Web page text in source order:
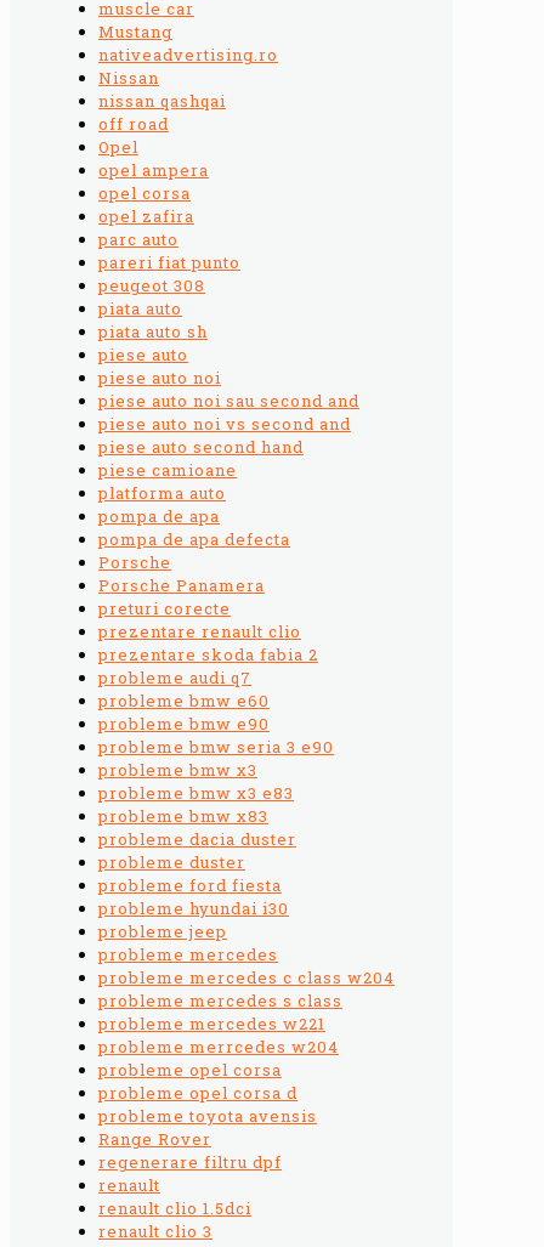
muscle car
Mustang
nativeadvertising.ro
Nissan
nissan qashqai
off road
Opel
opel ampera
opel corsa
opel zafira
parc auto
pareri fiat punto
peugeot 308
piata auto
piata auto sh
piese auto
piese auto noi
piese auto noi sau second and
piese auto noi vs second and
piese auto second hand
piese camioane
platforma auto
pompa de apa
pompa de apa defecta
Porsche
Porsche Panamera
preturi corecte
prezentare renault clio
prezentare skoda fabia 2
probleme audi q7
probleme bmw e60
probleme bmw e90
probleme bmw seria 3 e90
probleme bmw x3
probleme bmw x3 e83
probleme bmw x83
probleme dacia duster
probleme duster
probleme ford fiesta
probleme hyundai i30
probleme jeep
probleme mercedes
probleme mercedes c class w204
probleme mercedes s class
probleme mercedes w221
probleme merrcedes w204
probleme opel corsa
probleme opel corsa d
probleme toyota avensis
Range Rover
regenerare filtru dpf
renault
renault clio 1.5dci
renault clio 3